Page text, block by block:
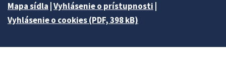
Mapa sídla Vyhlásenie o prístupnosti
Vyhlásenie o cookies (PDF, 398 kB)